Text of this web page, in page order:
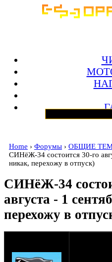
Home › Форумы › ОБЩИЕ
СИНёЖ-34 состоится 30-го
никак, перехожу в отпуск)
СИНёЖ-34
августа - 1
перехожу в